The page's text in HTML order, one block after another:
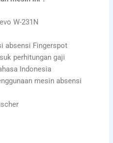
W-231N
absensi Fingerspot
perhitungan gaji
Indonesia
mesin absensi